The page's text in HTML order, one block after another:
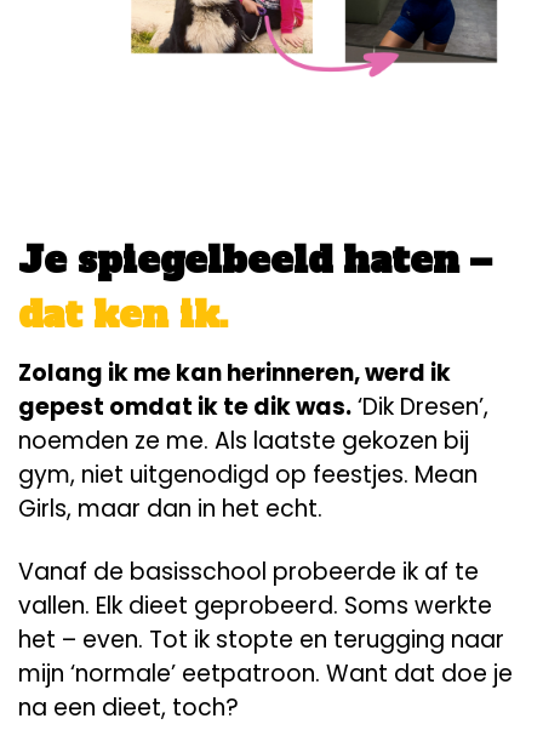
Je spiegelbeeld haten –
dat ken ik.
Zolang ik me kan herinneren, werd ik
gepest omdat ik te dik was.‘Dik Dresen’,
noemden ze me. Als laatste gekozen bij
gym, niet uitgenodigd op feestjes. Mean
Girls, maar dan in het echt.
Vanaf de basisschool probeerde ik af te
vallen. Elk dieet geprobeerd. Soms werkte
het – even. Tot ik stopte en terugging naar
mijn ‘normale’ eetpatroon. Want dat doe je
na een dieet, toch?